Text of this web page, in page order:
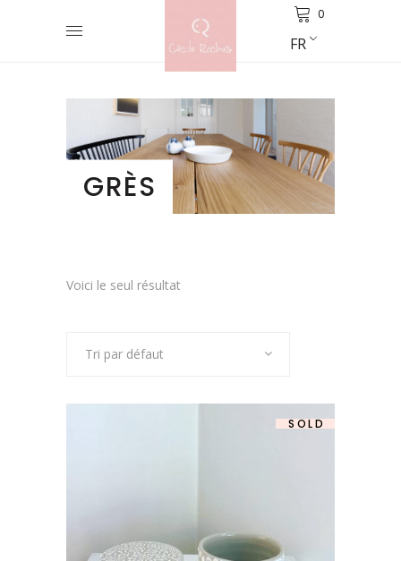
0
FR
GRÈS
Voici le seul résultat
Tri par défaut
SOLD